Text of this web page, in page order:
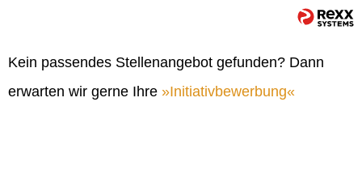
Kein passendes Stellenangebot gefunden? Dann
erwarten wir gerne Ihre
Initiativbewerbung